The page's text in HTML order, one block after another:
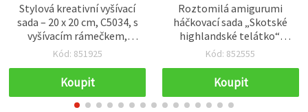
Stylová kreativní vyšívací
sada – 20 x 20 cm, C5034, s
vyšívacím rámečkem,
nitěmi a perforovací
Kód: 851925
Koupit
Roztomilá amigurumi
háčkovací sada „Skotské
highlandské telátko“,
60×45×50 mm, GZ2098 –
na háčkování, ideální jako
ručně vyráběný dárek a
dekorace ve venkovském
Kód: 852555
Koupit